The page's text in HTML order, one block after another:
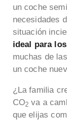
un coche
necesidades
situación
ideal para
muchas de
un coche
¿La familia
CO2 va a
que elijas